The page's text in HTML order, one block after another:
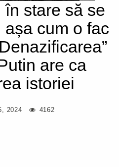
stare să se
cum o fac
are ca
istoriei
2024 4162